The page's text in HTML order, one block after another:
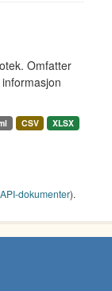
Omfatter
CSV
XLSX
API-dokumenter).